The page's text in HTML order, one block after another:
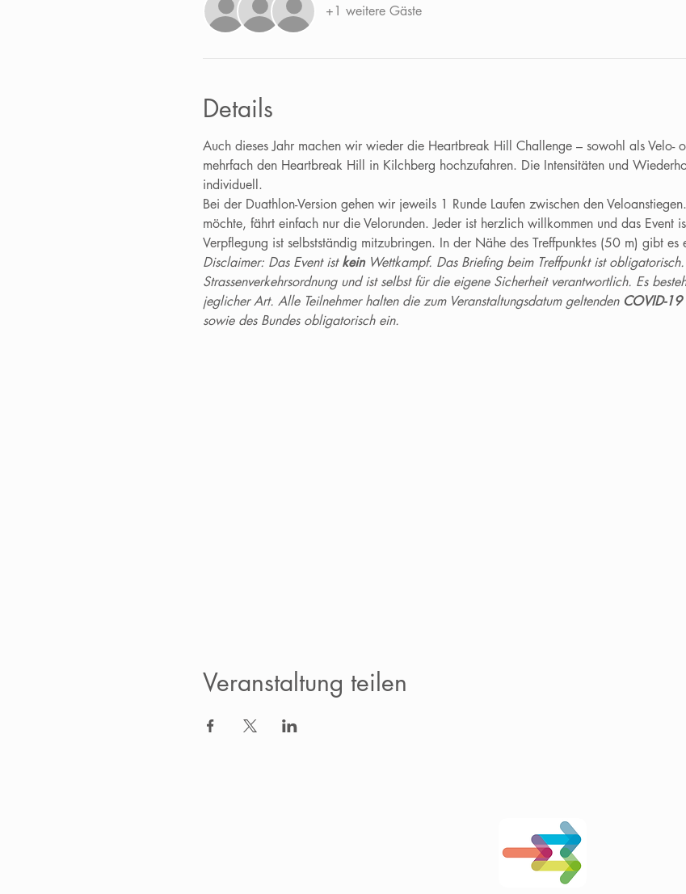
+1 weitere Gäste
Details
Auch dieses Jahr machen wir wieder die Heartbreak Hill Challenge – sowohl als Velo-
mehrfach den Heartbreak Hill in Kilchberg hochzufahren. Die Intensitäten und
individuell.
Bei der Duathlon-Version gehen wir jeweils 1 Runde Laufen zwischen den
möchte, fährt einfach nur die Velorunden. Jeder ist herzlich willkommen und das Event
Verpflegung ist selbstständig mitzubringen. In der Nähe des Treffpunktes (50 m) gibt es
Disclaimer: Das Event ist kein Wettkampf. Das Briefing beim Treffpunkt ist
Strassenverkehrsordnung und ist selbst für die eigene Sicherheit verantwortlich. Es
jeglicher Art. Alle Teilnehmer halten die zum Veranstaltungsdatum geltenden COVID-19
sowie des Bundes obligatorisch ein.
Veranstaltung teilen